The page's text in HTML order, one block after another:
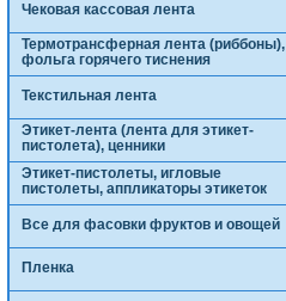
Чековая кассовая лента
Термотрансферная лента (риббоны),
фольга горячего тиснения
Текстильная лента
Этикет-лента (лента для этикет-
пистолета), ценники
Этикет-пистолеты, игловые
пистолеты, аппликаторы этикеток
Все для фасовки фруктов и овощей
Пленка